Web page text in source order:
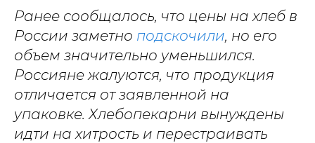
Ранее сообщалось, что цены на хлеб в
России заметно подскочили, но его
объем значительно уменьшился.
Россияне жалуются, что продукция
отличается от заявленной на
упаковке. Хлебопекарни вынуждены
идти на хитрость и перестраивать